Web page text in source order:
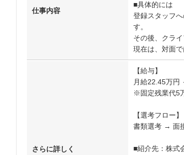
仕事内容
■具体的には
登録スタッフ
す。
その後、クラ
現在は、対面
さらに詳しく
【給与】
月給22.45万円
※固定残業代5
【選考フロー】
書類選考 → 面
■紹介先：株式